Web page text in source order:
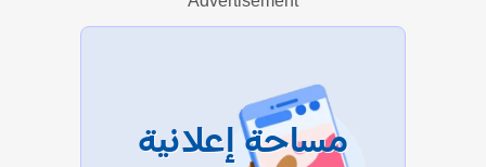
عرض الكل
مساحة إعلانية